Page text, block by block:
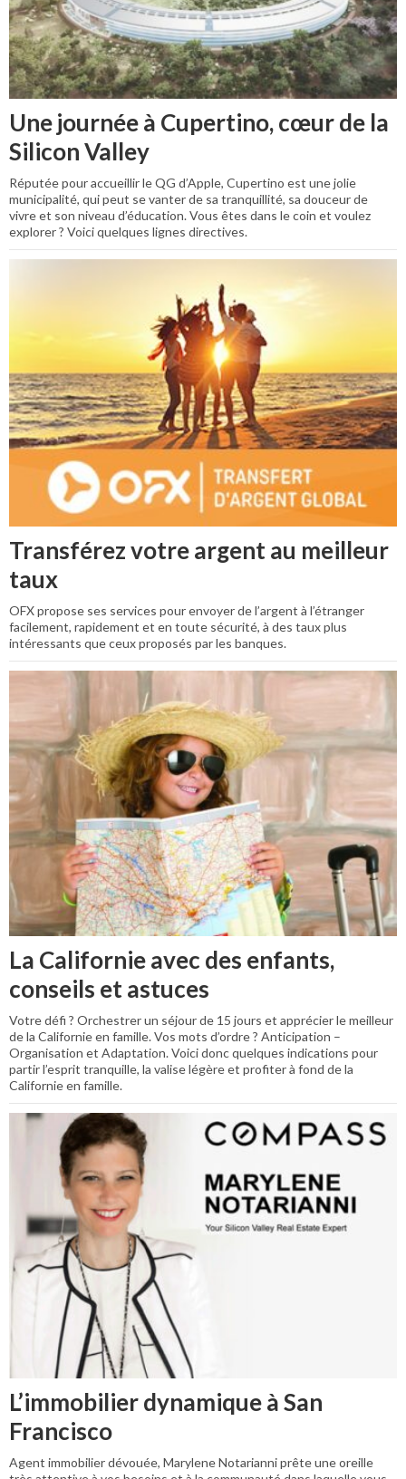
Une journée à Cupertino, cœur de la
Silicon Valley
Réputée pour accueillir le QG d’Apple, Cupertino est une jolie
municipalité, qui peut se vanter de sa tranquillité, sa douceur de
vivre et son niveau d’éducation. Vous êtes dans le coin et voulez
explorer ? Voici quelques lignes directives.
Transférez votre argent au meilleur
taux
OFX propose ses services pour envoyer de l’argent à l’étranger
facilement, rapidement et en toute sécurité, à des taux plus
intéressants que ceux proposés par les banques.
La Californie avec des enfants,
conseils et astuces
Votre défi ? Orchestrer un séjour de 15 jours et apprécier le meilleur
de la Californie en famille. Vos mots d’ordre ? Anticipation –
Organisation et Adaptation. Voici donc quelques indications pour
partir l’esprit tranquille, la valise légère et profiter à fond de la
Californie en famille.
L’immobilier dynamique à San
Francisco
Agent immobilier dévouée, Marylene Notarianni prête une oreille